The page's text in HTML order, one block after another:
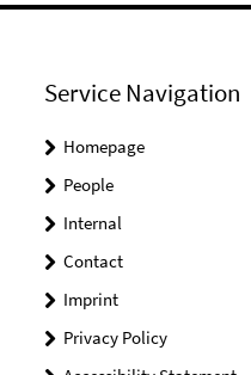
Service Navigation
Homepage
People
Internal
Contact
Imprint
Privacy Policy